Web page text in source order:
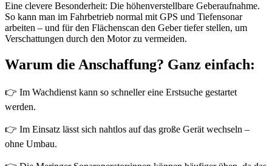
Eine clevere Besonderheit: Die höhenverstellbare Geberaufnahme.
So kann man im Fahrbetrieb normal mit GPS und Tiefensonar
arbeiten – und für den Flächenscan den Geber tiefer stellen, um
Verschattungen durch den Motor zu vermeiden.
Warum die Anschaffung? Ganz einfach:
👉 Im Wachdienst kann so schneller eine Erstsuche gestartet
werden.
👉 Im Einsatz lässt sich nahtlos auf das große Gerät wechseln –
ohne Umbau.